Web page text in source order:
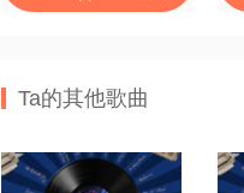
Ta的其他歌曲